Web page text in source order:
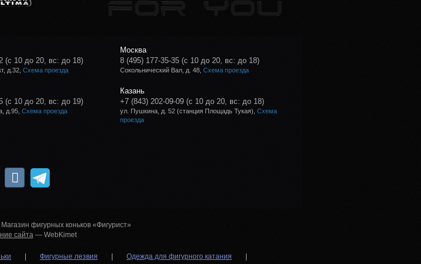
(с 10 до 20, вс: до 18)
д.32,Схема проезда
Москва
8 (495) 177-35-35 (с 10 до 20, вс: до 18)
Сокольнический Вал, д. 48, Схема проезда
(с 10 до 20, вс: до 19)
д.95,Схема проезда
Казань
+7 (843) 202-09-09 (с 10 до 20, вс: до 18)
ул. Пушкина, д. 52 (станция Площадь Тукая), Схема
проезда
фигурных коньков «Фигурист»
сайта— WebKimet
| Фигурные лезвия | Одежда для фигурного катания |